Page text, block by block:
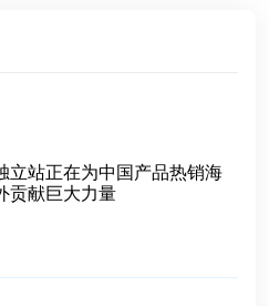
立站正在为中国产品热销海
贡献巨大力量